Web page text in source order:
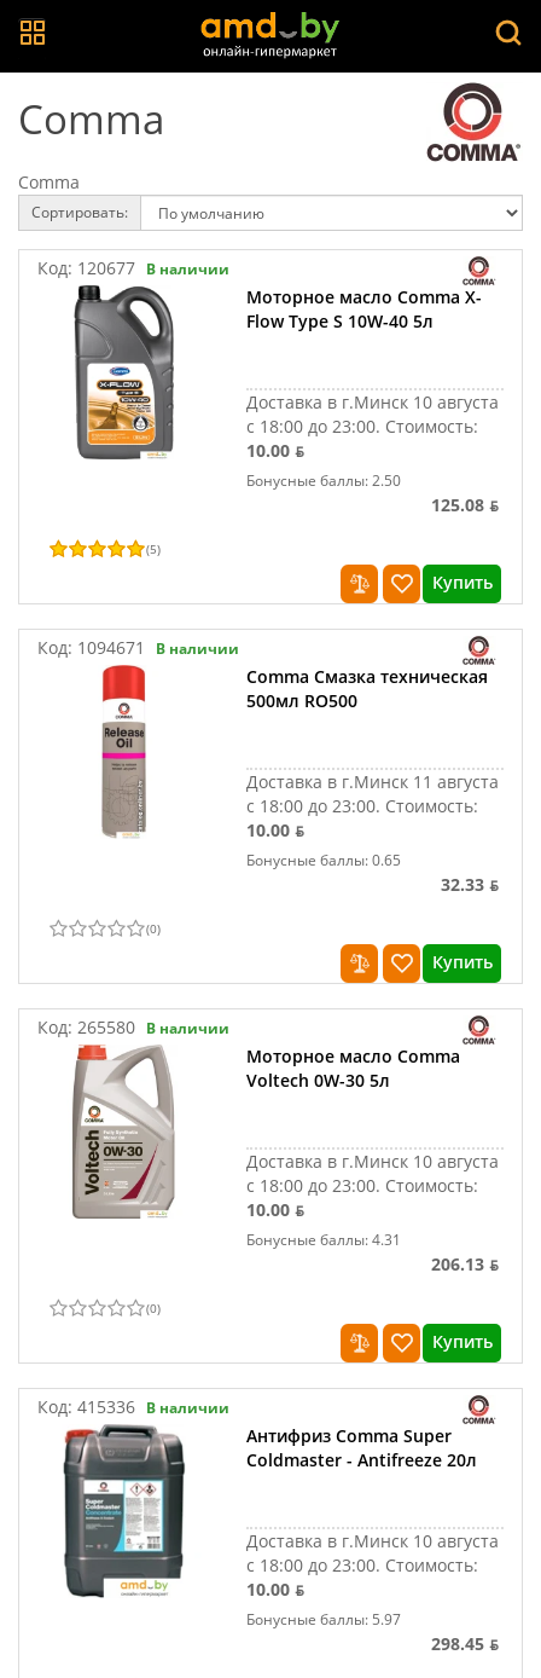
Comma
Comma
Сортировать:
Код: 120677 В наличии
Моторное масло Comma X-
Flow Type S 10W-40 5л
Доставка в г.Минск 10 августа
с 18:00 до 23:00. Стоимость:
10.00 ƃ
Бонусные баллы: 2.50
125.08 ƃ
(5)
Купить
Код: 1094671 В наличии
Comma Смазка техническая
500мл RO500
Доставка в г.Минск 11 августа
с 18:00 до 23:00. Стоимость:
10.00 ƃ
Бонусные баллы: 0.65
32.33 ƃ
(0)
Купить
Код: 265580 В наличии
Моторное масло Comma
Voltech 0W-30 5л
Доставка в г.Минск 10 августа
с 18:00 до 23:00. Стоимость:
10.00 ƃ
Бонусные баллы: 4.31
206.13 ƃ
(0)
Купить
Код: 415336 В наличии
Антифриз Comma Super
Coldmaster - Antifreeze 20л
Доставка в г.Минск 10 августа
с 18:00 до 23:00. Стоимость:
10.00 ƃ
Бонусные баллы: 5.97
298.45 ƃ